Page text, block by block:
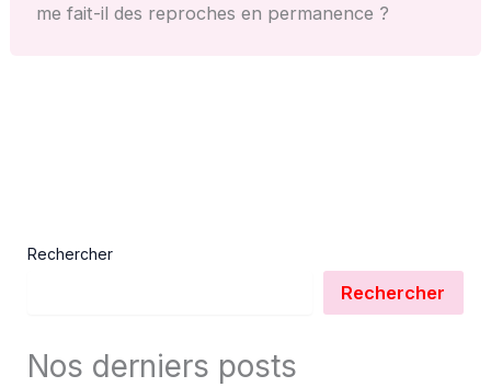
me fait-il des reproches en permanence ?
Rechercher
Rechercher
Nos derniers posts